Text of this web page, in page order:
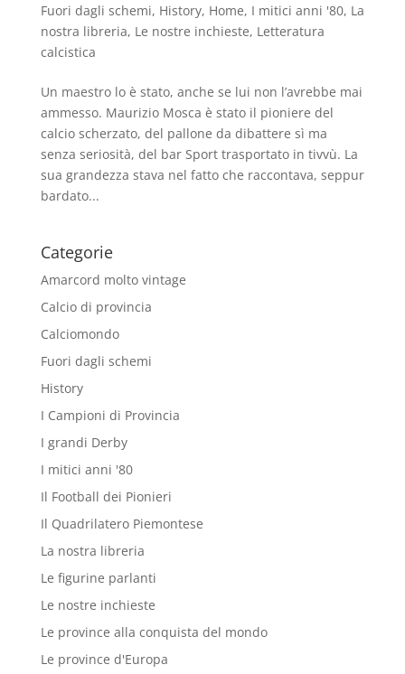
Fuori dagli schemi, History, Home, I mitici anni '80, La
nostra libreria, Le nostre inchieste, Letteratura
calcistica
Un maestro lo è stato, anche se lui non l’avrebbe mai
ammesso. Maurizio Mosca è stato il pioniere del
calcio scherzato, del pallone da dibattere sì ma
senza seriosità, del bar Sport trasportato in tivvù. La
sua grandezza stava nel fatto che raccontava, seppur
bardato...
Categorie
Amarcord molto vintage
Calcio di provincia
Calciomondo
Fuori dagli schemi
History
I Campioni di Provincia
I grandi Derby
I mitici anni '80
Il Football dei Pionieri
Il Quadrilatero Piemontese
La nostra libreria
Le figurine parlanti
Le nostre inchieste
Le province alla conquista del mondo
Le province d'Europa